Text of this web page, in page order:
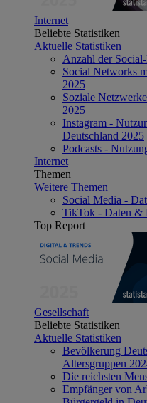
Internet
Beliebte Statistiken
Aktuelle Statistiken
Anzahl der
Social Networks
2025
Soziale
2025
Instagram -
Deutschland 2025
Podcasts -
Internet
Themen
Weitere Themen
Social Media -
TikTok - Daten &
Top Report
Gesellschaft
Beliebte Statistiken
Aktuelle Statistiken
Bevölkerung
Altersgruppen
Die reichsten
Empfänger von